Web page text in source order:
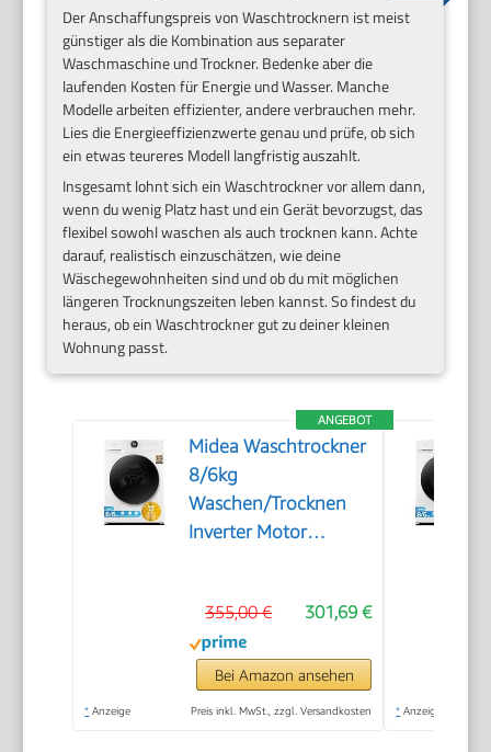
Der Anschaffungspreis von Waschtrocknern ist meist
günstiger als die Kombination aus separater
Waschmaschine und Trockner. Bedenke aber die
laufenden Kosten für Energie und Wasser. Manche
Modelle arbeiten effizienter, andere verbrauchen mehr.
Lies die Energieeffizienzwerte genau und prüfe, ob sich
ein etwas teureres Modell langfristig auszahlt.
Insgesamt lohnt sich ein Waschtrockner vor allem dann,
wenn du wenig Platz hast und ein Gerät bevorzugst, das
flexibel sowohl waschen als auch trocknen kann. Achte
darauf, realistisch einzuschätzen, wie deine
Wäschegewohnheiten sind und ob du mit möglichen
längeren Trocknungszeiten leben kannst. So findest du
heraus, ob ein Waschtrockner gut zu deiner kleinen
Wohnung passt.
ANGEBOT
Midea Waschtrockner
8/6kg
Waschen/Trocknen
Inverter Motor
301,69 €
355,00 €
Bei Amazon ansehen
* Anzeige Preis inkl. MwSt., zzgl. Versandkosten * Anzeige